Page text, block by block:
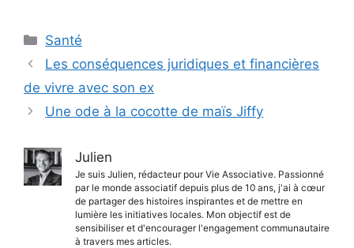
Catégories
Santé
Les conséquences juridiques et financières
de vivre avec son ex
Une ode à la cocotte de maïs Jiffy
Julien
Je suis Julien, rédacteur pour Vie Associative. Passionné
par le monde associatif depuis plus de 10 ans, j'ai à cœur
de partager des histoires inspirantes et de mettre en
lumière les initiatives locales. Mon objectif est de
sensibiliser et d'encourager l'engagement communautaire
à travers mes articles.